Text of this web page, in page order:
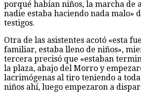
porqué habían niños, la marcha de
nadie estaba haciendo nada malo»
testigos.
Otra de las asistentes acotó «esta
familiar, estaba lleno de niños»,
tercera precisó que «estaban
la plaza, abajo del Morro y
lacrimógenas al tiro teniendo a
niños ahí, luego empezaron a